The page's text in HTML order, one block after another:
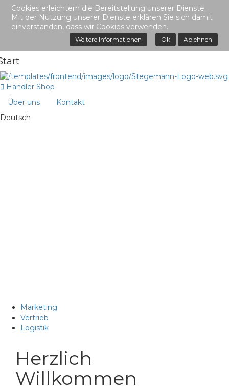
Händler Shop
Über uns
Kontakt
Deutsch
Marketing
Vertrieb
Logistik
Herzlich
Willkommen
Cookies erleichtern die Bereitstellung unserer Dienste.
Mit der Nutzung unserer Dienste erklären Sie sich damit
einverstanden, dass wir Cookies verwenden.
Weitere Informationen Ok Ablehnen